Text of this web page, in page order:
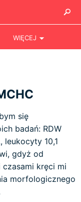
WIĘCEJ
się
badań: RDW
leukocyty 10,1
gdyż od
czasami kręci mi
morfologicznego